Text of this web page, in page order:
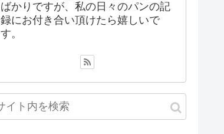
ばかりですが、私の日々のパンの記
録にお付き合い頂けたら嬉しいで
す。